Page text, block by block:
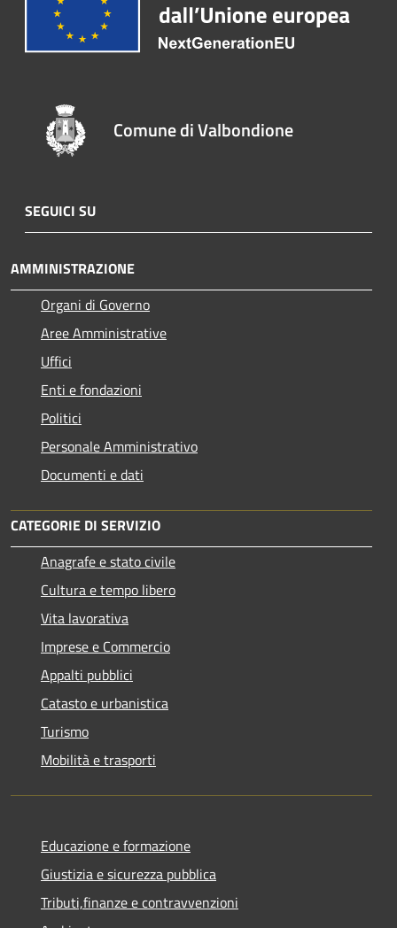
Comune di Valbondione
SEGUICI SU
AMMINISTRAZIONE
Organi di Governo
Aree Amministrative
Uffici
Enti e fondazioni
Politici
Personale Amministrativo
Documenti e dati
CATEGORIE DI SERVIZIO
Anagrafe e stato civile
Cultura e tempo libero
Vita lavorativa
Imprese e Commercio
Appalti pubblici
Catasto e urbanistica
Turismo
Mobilità e trasporti
Educazione e formazione
Giustizia e sicurezza pubblica
Tributi,finanze e contravvenzioni